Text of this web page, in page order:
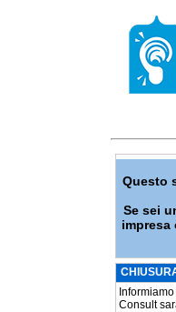
Questo
Se sei
impresa
Consult